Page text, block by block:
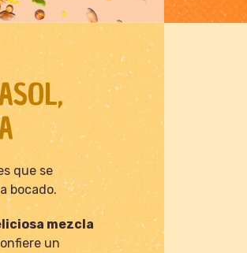
que se
bocado.
mezcla
un